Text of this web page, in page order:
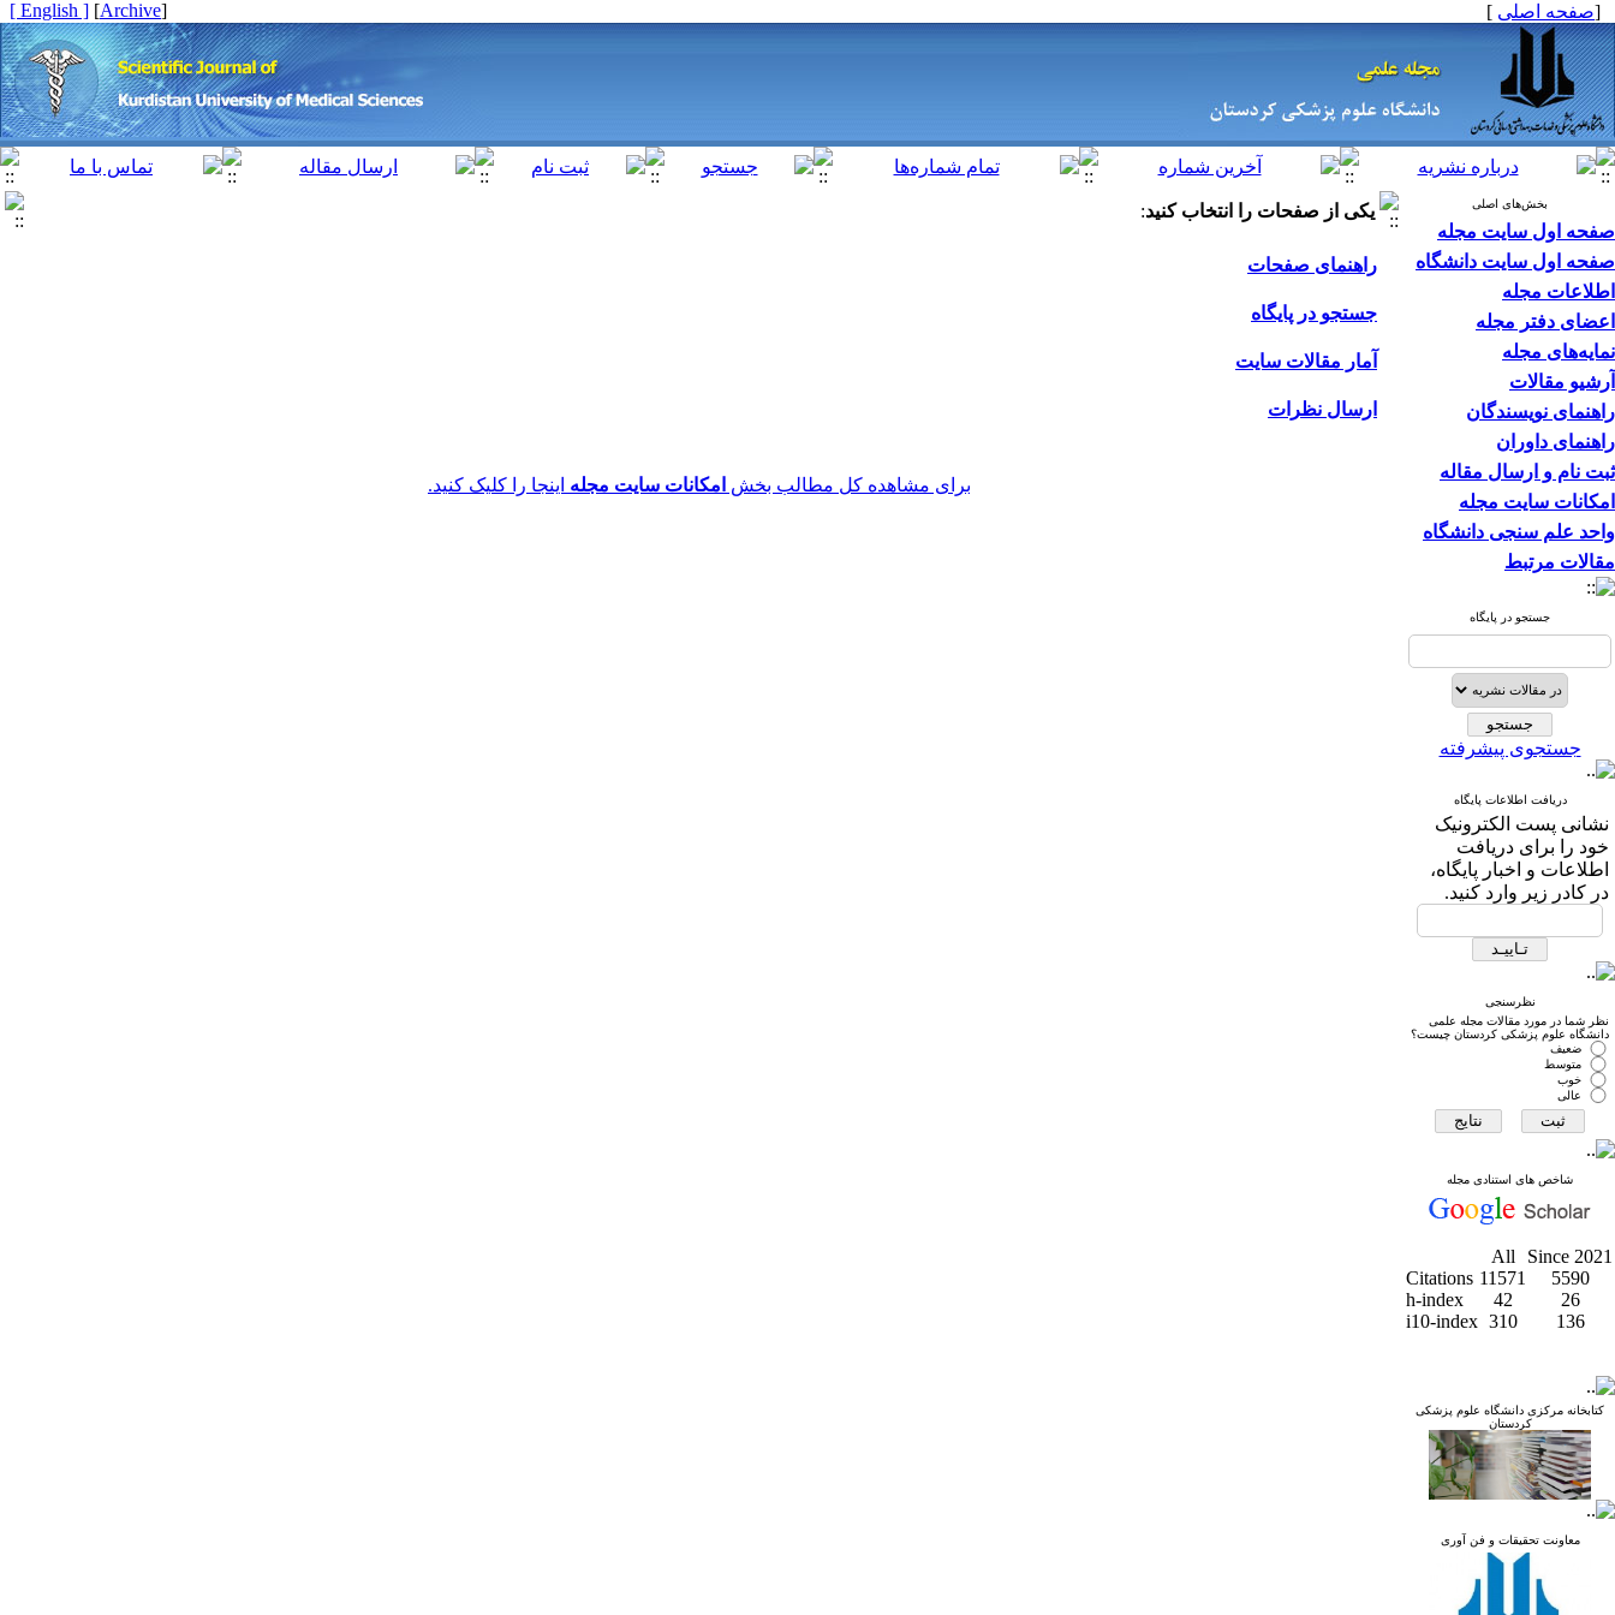
[صفحه اصلی ]
[
Archive
]
[ English ]
بخش‌های اصلی
صفحه اول سایت مجله
صفحه اول سایت دانشگاه
اطلاعات مجله
اعضای دفتر مجله
نمایه‌های مجله
آرشیو مقالات
راهنمای نویسندگان
راهنمای داوران
ثبت نام و ارسال مقاله
امکانات سایت مجله
واحد علم سنجی دانشگاه
مقالات مرتبط
جستجو در پایگاه
جستجوی پیشرفته
دریافت اطلاعات پایگاه
نشانی پست الکترونیک
خود را برای دریافت
اطلاعات و اخبار پایگاه،
در کادر زیر وارد کنید.
نظرسنجی
نظر شما در مورد مقالات مجله علمی
دانشگاه علوم پزشکی کردستان چیست؟
ضعیف
متوسط
خوب
عالی
شاخص های استنادی مجله
All
Since 2021
Citations 11571
5590
h-index
42
26
i10-index 310 136
کتابخانه مرکزی دانشگاه علوم پزشکی
کردستان
معاونت تحقیقات و فن آوری
یکی از صفحات را انتخاب کنید:
راهنمای صفحات
جستجو در پایگاه
آمار مقالات سایت
ارسال نظرات
برای مشاهده کل مطالب بخش امکانات سایت مجله اینجا را کلیک کنید.